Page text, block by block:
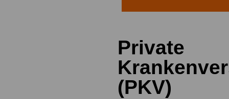
Private
(PKV)